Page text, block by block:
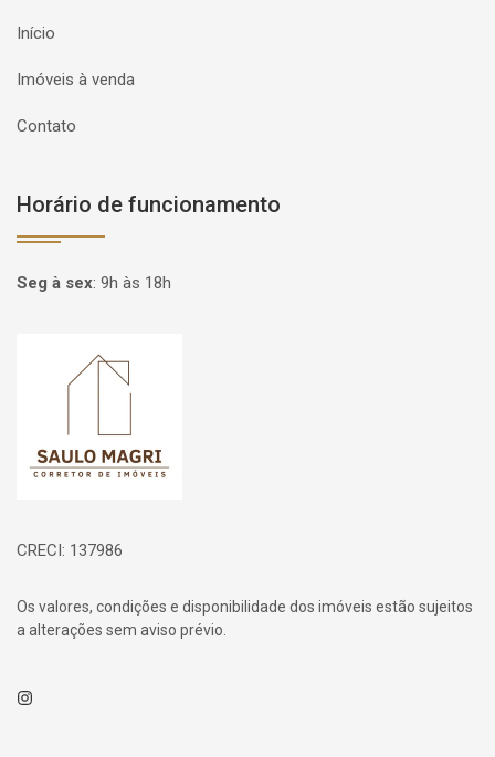
Início
Imóveis à venda
Contato
Horário de funcionamento
Seg à sex: 9h às 18h
Página inicial
CRECI: 137986
Os valores, condições e disponibilidade dos imóveis estão sujeitos
a alterações sem aviso prévio.
Instagram